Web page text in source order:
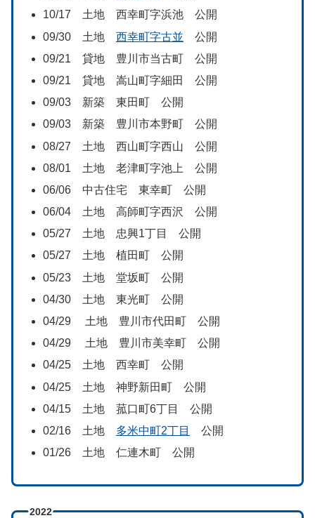
10/17 土地 西幸町字浜池 公開
09/30 土地 西幸町字古並 公開
09/21 貸地 豊川市当古町 公開
09/21 貸地 嵩山町字細田 公開
09/03 新築 東田町 公開
09/03 新築 豊川市本野町 公開
08/27 土地 西山町字西山 公開
08/01 土地 老津町字池上 公開
06/06 中古住宅 東幸町 公開
06/04 土地 高師町字西沢 公開
05/27 土地 忠興1丁目 公開
05/27 土地 植田町 公開
05/23 土地 堂坂町 公開
04/30 土地 東光町 公開
04/29 土地 豊川市代田町 公開
04/29 土地 豊川市美幸町 公開
04/25 土地 西幸町 公開
04/25 土地 神野新田町 公開
04/15 土地 菰口町6丁目 公開
02/16 土地 多米中町2丁目
公開
01/26 土地 仁連木町 公開
2022